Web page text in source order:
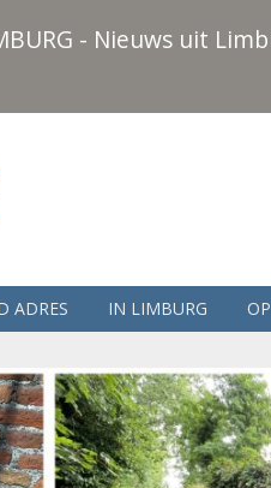
- Nieuws uit
ADRES IN LIMBURG